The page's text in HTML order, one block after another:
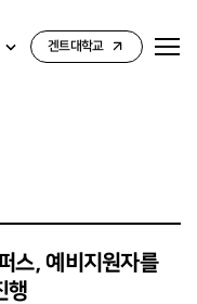
겐트대학교
스, 예비지원자를
행